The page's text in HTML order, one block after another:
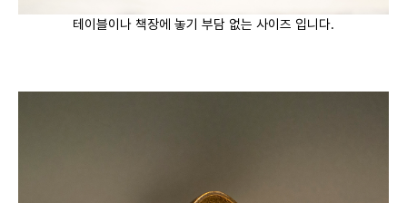
테이블이나 책장에 놓기 부담 없는 사이즈 입니다.